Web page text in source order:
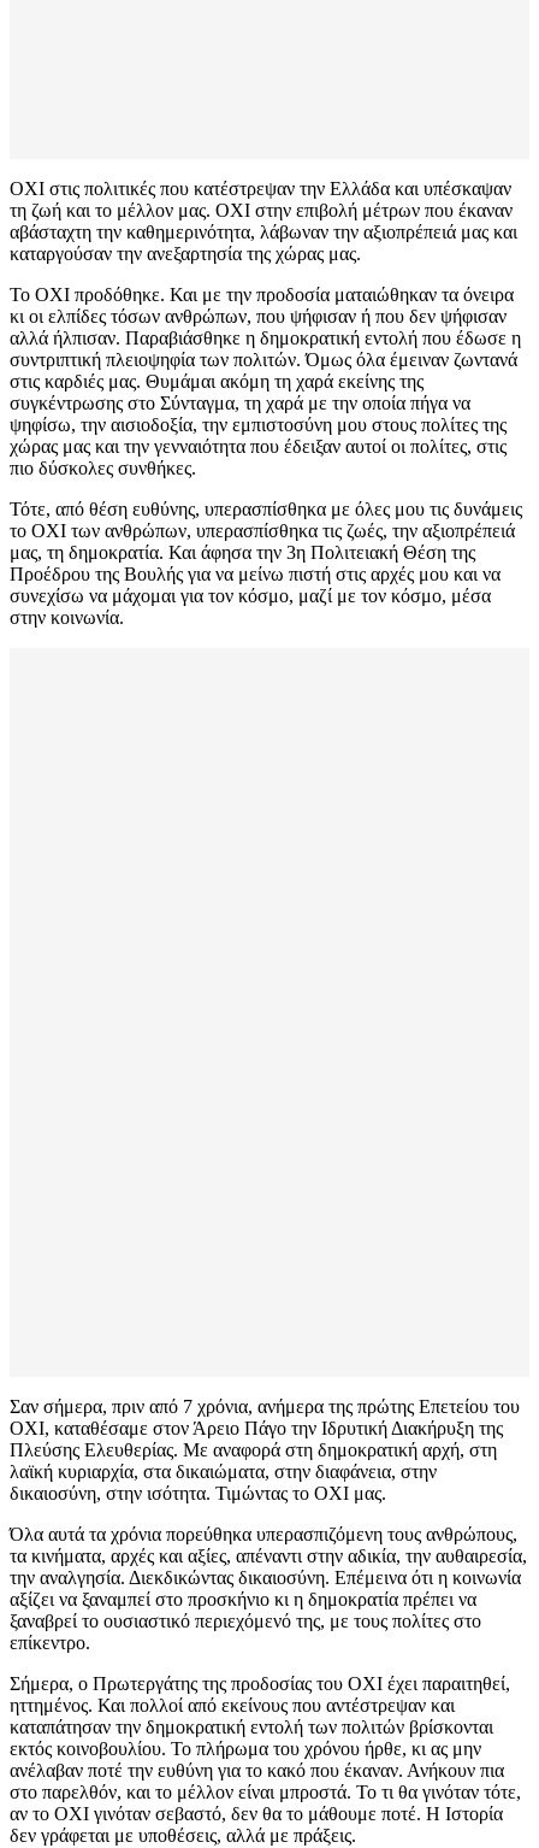
ΟΧΙ στις πολιτικές που κατέστρεψαν την Ελλάδα και υπέσκαψαν
τη ζωή και το μέλλον μας. ΟΧΙ στην επιβολή μέτρων που έκαναν
αβάσταχτη την καθημερινότητα, λάβωναν την αξιοπρέπειά μας και
καταργούσαν την ανεξαρτησία της χώρας μας.
Το ΟΧΙ προδόθηκε. Και με την προδοσία ματαιώθηκαν τα όνειρα
κι οι ελπίδες τόσων ανθρώπων, που ψήφισαν ή που δεν ψήφισαν
αλλά ήλπισαν. Παραβιάσθηκε η δημοκρατική εντολή που έδωσε η
συντριπτική πλειοψηφία των πολιτών. Όμως όλα έμειναν ζωντανά
στις καρδιές μας. Θυμάμαι ακόμη τη χαρά εκείνης της
συγκέντρωσης στο Σύνταγμα, τη χαρά με την οποία πήγα να
ψηφίσω, την αισιοδοξία, την εμπιστοσύνη μου στους πολίτες της
χώρας μας και την γενναιότητα που έδειξαν αυτοί οι πολίτες, στις
πιο δύσκολες συνθήκες.
Τότε, από θέση ευθύνης, υπερασπίσθηκα με όλες μου τις δυνάμεις
το ΟΧΙ των ανθρώπων, υπερασπίσθηκα τις ζωές, την αξιοπρέπειά
μας, τη δημοκρατία. Και άφησα την 3η Πολιτειακή Θέση της
Προέδρου της Βουλής για να μείνω πιστή στις αρχές μου και να
συνεχίσω να μάχομαι για τον κόσμο, μαζί με τον κόσμο, μέσα
στην κοινωνία.
Σαν σήμερα, πριν από 7 χρόνια, ανήμερα της πρώτης Επετείου του
ΟΧΙ, καταθέσαμε στον Άρειο Πάγο την Ιδρυτική Διακήρυξη της
Πλεύσης Ελευθερίας. Με αναφορά στη δημοκρατική αρχή, στη
λαϊκή κυριαρχία, στα δικαιώματα, στην διαφάνεια, στην
δικαιοσύνη, στην ισότητα. Τιμώντας το ΟΧΙ μας.
Όλα αυτά τα χρόνια πορεύθηκα υπερασπιζόμενη τους ανθρώπους,
τα κινήματα, αρχές και αξίες, απέναντι στην αδικία, την αυθαιρεσία,
την αναλγησία. Διεκδικώντας δικαιοσύνη. Επέμεινα ότι η κοινωνία
αξίζει να ξαναμπεί στο προσκήνιο κι η δημοκρατία πρέπει να
ξαναβρεί το ουσιαστικό περιεχόμενό της, με τους πολίτες στο
επίκεντρο.
Σήμερα, ο Πρωτεργάτης της προδοσίας του ΟΧΙ έχει παραιτηθεί,
ηττημένος. Και πολλοί από εκείνους που αντέστρεψαν και
καταπάτησαν την δημοκρατική εντολή των πολιτών βρίσκονται
εκτός κοινοβουλίου. Το πλήρωμα του χρόνου ήρθε, κι ας μην
ανέλαβαν ποτέ την ευθύνη για το κακό που έκαναν. Ανήκουν πια
στο παρελθόν, και το μέλλον είναι μπροστά. Το τι θα γινόταν τότε,
αν το ΟΧΙ γινόταν σεβαστό, δεν θα το μάθουμε ποτέ. Η Ιστορία
δεν γράφεται με υποθέσεις, αλλά με πράξεις.